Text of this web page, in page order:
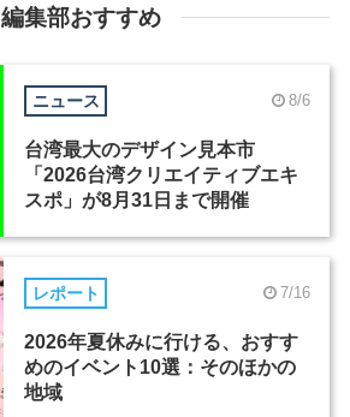
編集部おすすめ
ニュース 8/6
台湾最大のデザイン見本市
「2026台湾クリエイティブエキ
スポ」が8月31日まで開催
レポート 7/16
2026年夏休みに行ける、おすす
めのイベント10選：そのほかの
地域